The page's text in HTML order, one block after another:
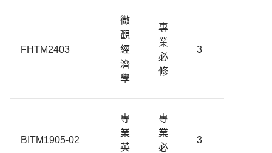
FHTM2403
微
觀
經
濟
學
專
業
必
修
3
BITM1905-02
專
業
英
專
業
必
3